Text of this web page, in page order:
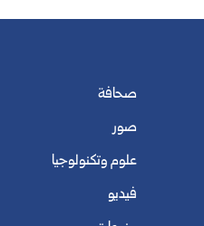
صحافة
صور
علوم وتكنولوجيا
فيديو